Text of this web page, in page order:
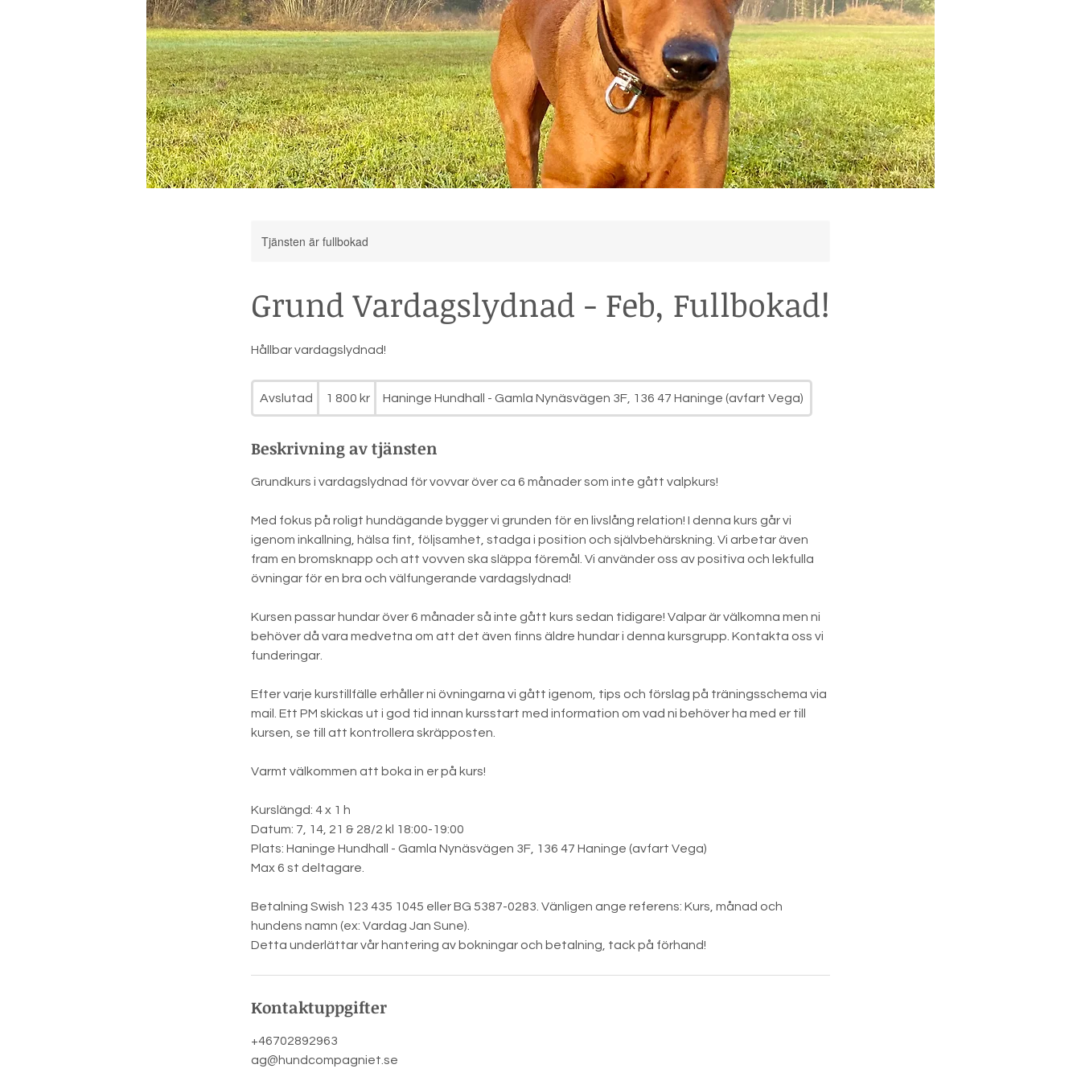
Tjänsten är fullbokad
Grund Vardagslydnad - Feb, Fullbokad!
Hållbar vardagslydnad!
Avslutad
v
l
u
svenska
kronor
1 800 kr Haninge Hundhall - Gamla Nynäsvägen 3F, 136 47 Haninge (avfart Vega)
Beskrivning av tjänsten
Grundkurs i vardagslydnad för vovvar över ca 6 månader som inte gått valpkurs!
Med fokus på roligt hundägande bygger vi grunden för en livslång relation! I denna kurs går vi
igenom inkallning, hälsa fint, följsamhet, stadga i position och självbehärskning. Vi arbetar även
fram en bromsknapp och att vovven ska släppa föremål. Vi använder oss av positiva och lekfulla
övningar för en bra och välfungerande vardagslydnad!
Kursen passar hundar över 6 månader så inte gått kurs sedan tidigare! Valpar är välkomna men ni
behöver då vara medvetna om att det även finns äldre hundar i denna kursgrupp. Kontakta oss vi
funderingar.
Efter varje kurstillfälle erhåller ni övningarna vi gått igenom, tips och förslag på träningsschema via
mail. Ett PM skickas ut i god tid innan kursstart med information om vad ni behöver ha med er till
kursen, se till att kontrollera skräpposten.
Varmt välkommen att boka in er på kurs!
Kurslängd: 4 x 1 h
Datum: 7, 14, 21 & 28/2 kl 18:00-19:00
Plats: Haninge Hundhall - Gamla Nynäsvägen 3F, 136 47 Haninge (avfart Vega)
Max 6 st deltagare.
Betalning Swish 123 435 1045 eller BG 5387-0283. Vänligen ange referens: Kurs, månad och
hundens namn (ex: Vardag Jan Sune).
Detta underlättar vår hantering av bokningar och betalning, tack på förhand!
Kontaktuppgifter
+46702892963
ag@hundcompagniet.se